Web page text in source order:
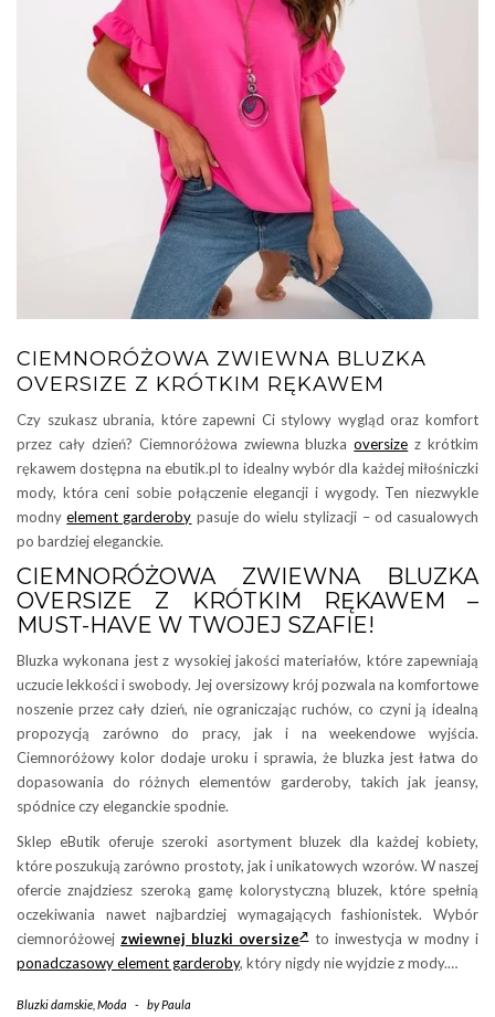
CIEMNORÓŻOWA ZWIEWNA BLUZKA
OVERSIZE Z KRÓTKIM RĘKAWEM
Czy szukasz ubrania, które zapewni Ci stylowy wygląd oraz komfort
przez cały dzień? Ciemnoróżowa zwiewna bluzkaoversize z krótkim
rękawem dostępna na ebutik.pl to idealny wybór dla każdej miłośniczki
mody, która ceni sobie połączenie elegancji i wygody. Ten niezwykle
modnyelement garderoby pasuje do wielu stylizacji – od casualowych
po bardziej eleganckie.
CIEMNORÓŻOWA ZWIEWNA BLUZKA
OVERSIZE Z KRÓTKIM RĘKAWEM –
MUST-HAVE W TWOJEJ SZAFIE!
Bluzka wykonana jest z wysokiej jakości materiałów, które zapewniają
uczucie lekkości i swobody. Jej oversizowy krój pozwala na komfortowe
noszenie przez cały dzień, nie ograniczając ruchów, co czyni ją idealną
propozycją zarówno do pracy, jak i na weekendowe wyjścia.
Ciemnoróżowy kolor dodaje uroku i sprawia, że bluzka jest łatwa do
dopasowania do różnych elementów garderoby, takich jak jeansy,
spódnice czy eleganckie spodnie.
Sklep eButik oferuje szeroki asortyment bluzek dla każdej kobiety,
które poszukują zarówno prostoty, jak i unikatowych wzorów. W naszej
ofercie znajdziesz szeroką gamę kolorystyczną bluzek, które spełnią
oczekiwania nawet najbardziej wymagających fashionistek. Wybór
ciemnoróżowejzwiewnej bluzki oversize to inwestycja w modny i
ponadczasowy element garderoby, który nigdy nie wyjdzie z mody.…
Bluzki damskie Moda - byPaula